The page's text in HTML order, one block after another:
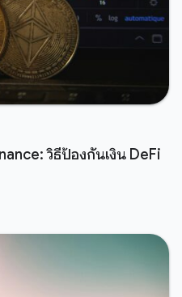
วิธีป้องกันเงิน DeFi